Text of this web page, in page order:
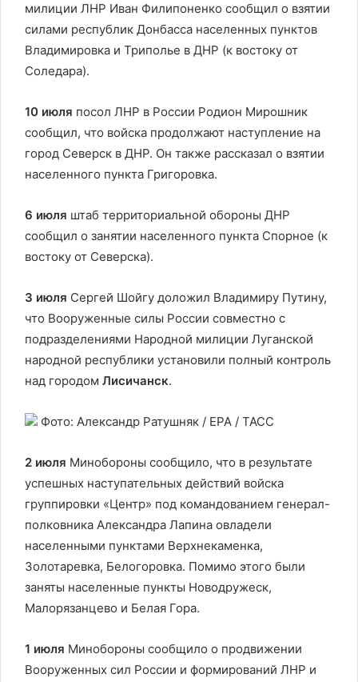
милиции ЛНР Иван Филипоненко сообщил о взятии
силами республик Донбасса населенных пунктов
Владимировка и Триполье в ДНР (к востоку от
Соледара).
10 июля посол ЛНР в России Родион Мирошник
сообщил, что войска продолжают наступление на
город Северск в ДНР. Он также рассказал о взятии
населенного пункта Григоровка.
6 июля штаб территориальной обороны ДНР
сообщил о занятии населенного пункта Спорное (к
востоку от Северска).
3 июля Сергей Шойгу доложил Владимиру Путину,
что Вооруженные силы России совместно с
подразделениями Народной милиции Луганской
народной республики установили полный контроль
над городом Лисичанск.
Фото: Александр Ратушняк / EPA / ТАСС
2 июля Минобороны сообщило, что в результате
успешных наступательных действий войска
группировки «Центр» под командованием генерал-
полковника Александра Лапина овладели
населенными пунктами Верхнекаменка,
Золотаревка, Белогоровка. Помимо этого были
заняты населенные пункты Новодружеск,
Малорязанцево и Белая Гора.
1 июля Минобороны сообщило о продвижении
Вооруженных сил России и формирований ЛНР и